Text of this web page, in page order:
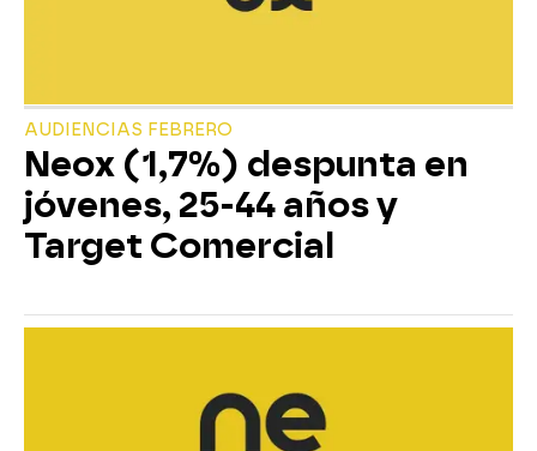
AUDIENCIAS FEBRERO
Neox (1,7%) despunta en
jóvenes, 25-44 años y
Target Comercial